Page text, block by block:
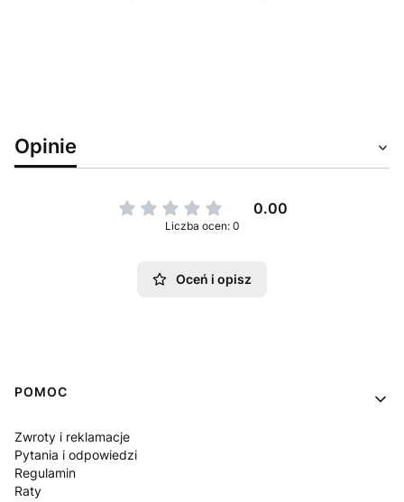
Opinie
0.00
Liczba ocen: 0
Oceń i opisz
Linki w stopce
POMOC
Zwroty i reklamacje
Pytania i odpowiedzi
Regulamin
Raty